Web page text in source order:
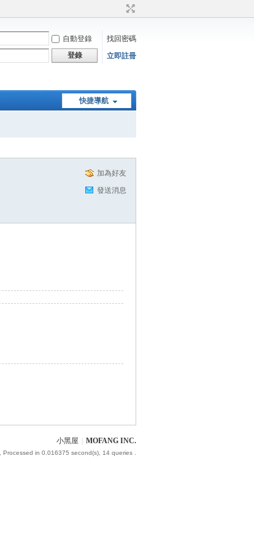
自動登錄
找回密碼
登錄 立即註冊
快捷導航
加為好友
發送消息
小黑屋 MOFANG INC.
, Processed in 0.016375 second(s), 14 queries .